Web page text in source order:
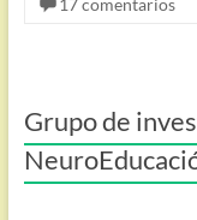
17 comentarios
Grupo de